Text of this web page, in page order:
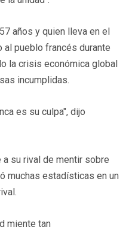
años y quien lleva en el
pueblo francés durante
la crisis económica global
incumplidas.
es su culpa", dijo
su rival de mentir sobre
muchas estadísticas en un
miente tan